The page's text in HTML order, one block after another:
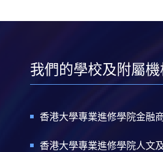
我們的學校及附屬
香港大學專業進修學院金融
香港大學專業進修學院人文